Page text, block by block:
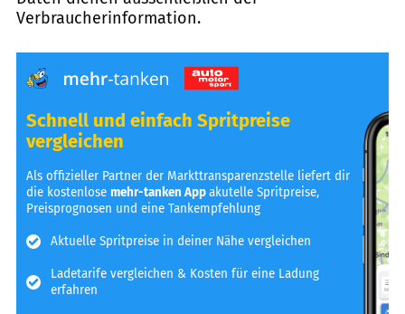
Verbraucherinformation.
Schnell und einfach Spritpreise
vergleichen
Als offizieller Partner der Markttransparenzstelle liefert dir
die kostenlosemehr-tanken Appakutelle Spritpreise,
Preisprognosen und eine Tankempfehlung
Aktuelle Spritpreise in deiner Nähe vergleichen
Ladetarife vergleichen & Kosten für eine Ladung
erfahren